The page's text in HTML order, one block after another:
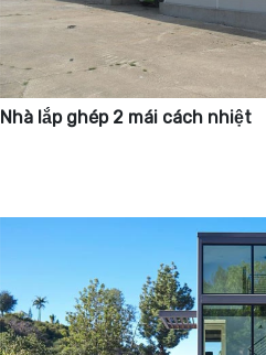
Nhà lắp ghép 2 mái cách nhiệt